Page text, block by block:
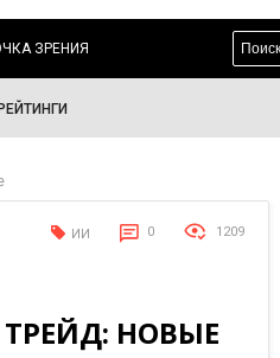
ЗРЕНИЯ
РЕЙТИНГИ
ИИ 0 1209
НОВЫЕ